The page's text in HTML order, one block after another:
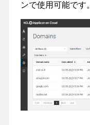
ンで使用可能です。